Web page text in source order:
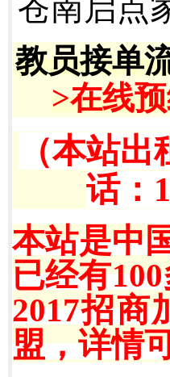
苍南启点
教员接单
>在线
（本站
话：
本站是中
已经有
2017招商
盟，详情